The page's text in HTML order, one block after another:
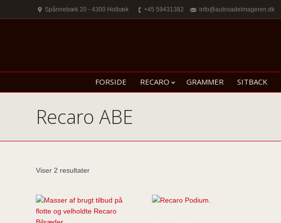
Spånnebæk 20 - 4300 Holbæk +45 59431382 info@autosadelmageren.dk
FORSIDE RECARO GRAMMER SITBACK
Recaro ABE
Viser 2 resultater